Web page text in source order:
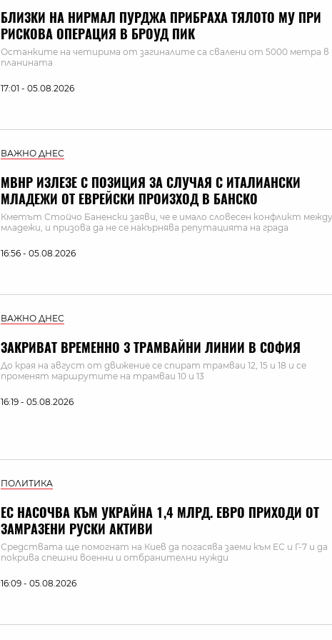
БЛИЗКИ НА НИРМАЛ ПУРДЖА ПРИБРАХА ТЯЛОТО МУ ПРИ
РИСКОВА ОПЕРАЦИЯ В БРОУД ПИК
Останките на четирима от загиналите са свалени от 5000 метра в
планината
17:01 - 05.08.2026
ВАЖНО ДНЕС
МВНР ИЗЛЕЗЕ С ПОЗИЦИЯ ЗА СЛУЧАЯ С ИТАЛИАНСКИ
МЛАДЕЖИ ОТ ЕВРЕЙСКИ ПРОИЗХОД В БАНСКО
Кметът Стойчо Баненски заяви, че е имало словесен конфликт между
младежи, и призова да не се накърнява репутацията на града
16:56 - 05.08.2026
ВАЖНО ДНЕС
ЗАКРИВАТ ВРЕМЕННО 3 ТРАМВАЙНИ ЛИНИИ В СОФИЯ
До края на август от движение се спират трамваи 12, 15 и 18 и се
променят маршрутите на трамваи 10 и 13
16:19 - 05.08.2026
ПОЛИТИКА
ЕС НАСОЧВА КЪМ УКРАЙНА 1,4 МЛРД. ЕВРО ПРИХОДИ ОТ
ЗАМРАЗЕНИ РУСКИ АКТИВИ
Средствата ще помогнат на Киев да погасява заеми към ЕС и Г-7 и да
покрива спешни военни и отбранителни нужди
16:09 - 05.08.2026